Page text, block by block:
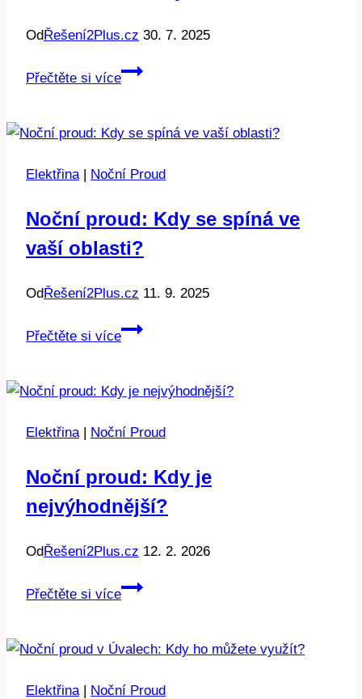
OdŘešení2Plus.cz 30. 7. 2025
Přečtěte si více
Přežití
dělat
havárii
Elektřina| Noční Proud
Noční proud: Kdy se spíná ve
vaší oblasti?
OdŘešení2Plus.cz 11. 9. 2025
Přečtěte si více
Noční
se
ve
oblasti?
Elektřina| Noční Proud
Noční proud: Kdy je
nejvýhodnější?
OdŘešení2Plus.cz 12. 2. 2026
Přečtěte si více
Noční
je
Elektřina| Noční Proud